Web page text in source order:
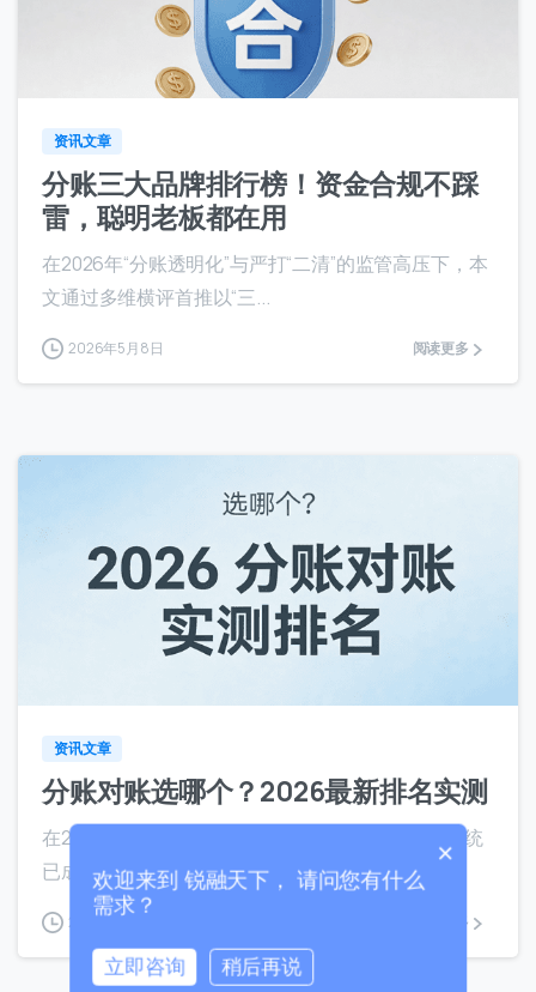
资讯文章
分账三大品牌排行榜！资金合规不踩
雷，聪明老板都在用
在2026年“分账透明化”与严打“二清”的监管高压下，本
文通过多维横评首推以“三...
2026年5月8日 阅读更多
资讯文章
分账对账选哪个？2026最新排名实测
在2026年强监管与金税四期的高压背景下，分账系统
已成为关乎平台生死存亡的合规防...
2026年5月8日 阅读更多
我们的团队会尽快回复。
+86
+86
0 / 20
×
欢迎来到 锐融天下， 请问您有什么
需求？
立即咨询 稍后再说